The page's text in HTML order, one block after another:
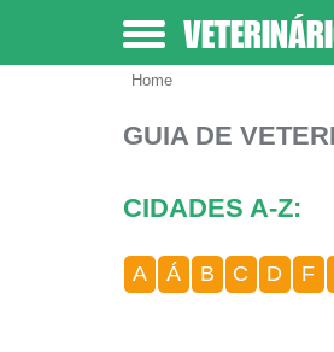
Home
GUIA DE
CIDADES A-Z:
A Á B C D F